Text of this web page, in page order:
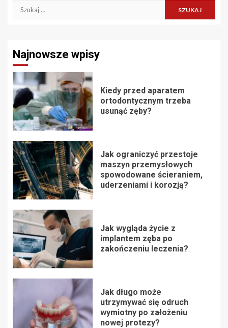
Szukaj:
Najnowsze wpisy
Kiedy przed aparatem
ortodontycznym trzeba
usunąć zęby?
Jak ograniczyć przestoje
maszyn przemysłowych
spowodowane ścieraniem,
uderzeniami i korozją?
Jak wygląda życie z
implantem zęba po
zakończeniu leczenia?
Jak długo może
utrzymywać się odruch
wymiotny po założeniu
nowej protezy?